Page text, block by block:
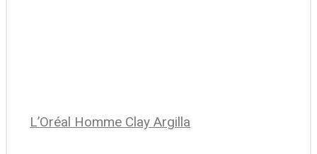
L’Oréal Homme Clay Argilla